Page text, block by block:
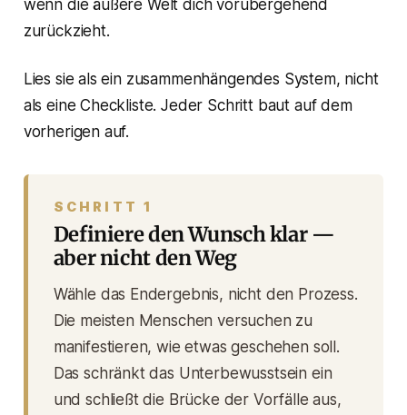
wenn die äußere Welt dich vorübergehend
zurückzieht.
Lies sie als ein zusammenhängendes System, nicht
als eine Checkliste. Jeder Schritt baut auf dem
vorherigen auf.
SCHRITT 1
Definiere den Wunsch klar —
aber nicht den Weg
Wähle das Endergebnis, nicht den Prozess.
Die meisten Menschen versuchen zu
manifestieren,wie etwas geschehen soll.
Das schränkt das Unterbewusstsein ein
und schließt die Brücke der Vorfälle aus,